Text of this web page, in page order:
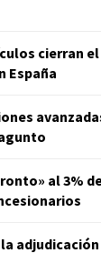
cierran
España
al 3%